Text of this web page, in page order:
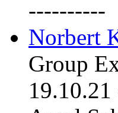
----------
Norbert
Group
19.10.21